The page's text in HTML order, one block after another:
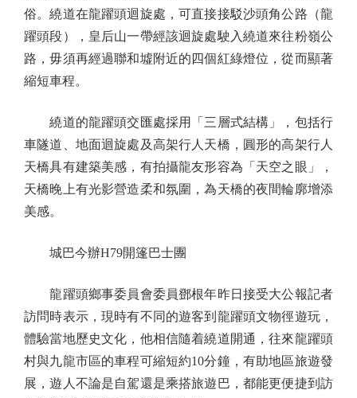
俗。繞道在龍躍頭迴旋處，可直接接駁沙頭角公路（龍
躍頭段），皇后山一帶經該迴旋處駛入繞道來往粉嶺公
路，毋須再經過聯和墟附近的四個紅綠燈位，從而顯著
縮短車程。
繞道的龍躍頭交匯處採用「三層式結構」，包括行
車隧道、地面迴旋處及高架行人天橋，圓形的高架行人
天橋具有建築美感，有拍攝龍友形容為「天空之眼」，
天橋晚上有光影營造柔和氛圍，為天橋的夜間輪廓增添
美感。
城巴今辦H79開篷巴士團
龍躍頭鄉事委員會委員鄧根年昨日接受大公報記者
訪問時表示，現時有不同的遊客到龍躍頭文物徑遊玩，
體驗當地歷史文化，他相信隨着繞道開通，往來龍躍頭
村與九龍市區的車程可縮短約10分鐘，有助地區旅遊發
展，遊人不論是自駕還是乘搭旅遊巴，都能更便捷到訪